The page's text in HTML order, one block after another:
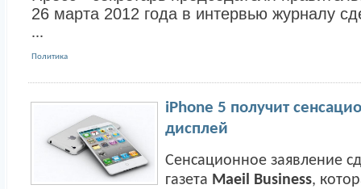
26 марта 2012 года в интервью журналу
...
Политика
iPhone 5 получит
дисплей
Сенсационное заявление
газета Maeil Business,